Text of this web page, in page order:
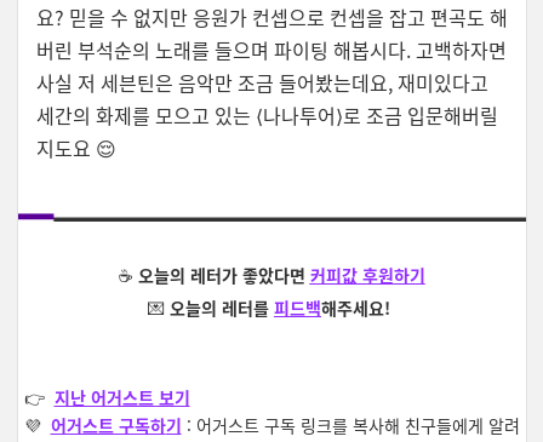
요? 믿을 수 없지만 응원가 컨셉으로 컨셉을 잡고 편곡도 해
버린 부석순의 노래를 들으며 파이팅 해봅시다. 고백하자면
사실 저 세븐틴은 음악만 조금 들어봤는데요, 재미있다고
세간의 화제를 모으고 있는 ⟨나나투어⟩로 조금 입문해버릴
지도요 😌
☕️ 오늘의 레터가 좋았다면 커피값 후원하기
💌 오늘의 레터를 피드백해주세요!
👉 지난 어거스트 보기
💜 어거스트 구독하기 : 어거스트 구독 링크를 복사해 친구들에게 알려